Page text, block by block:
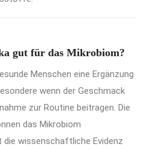
gut für das Mikrobiom?
Menschen eine Ergänzung
wenn der Geschmack
zur Routine beitragen. Die
das Mikrobiom
wissenschaftliche Evidenz